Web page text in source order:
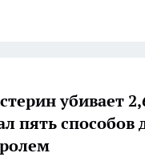
убивает
пять способов